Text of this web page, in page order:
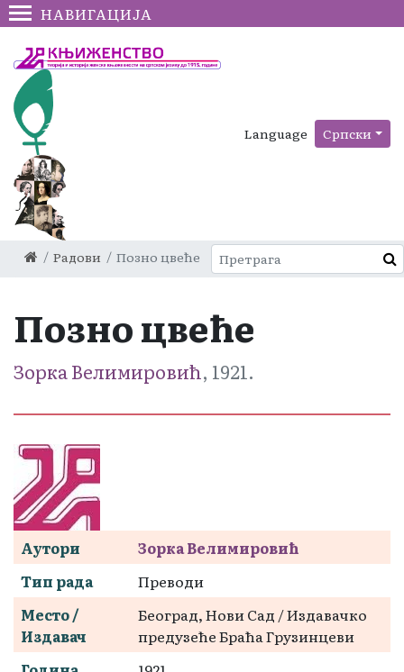
НАВИГАЦИЈА
Language Српски
Радови Позно цвеће
Позно цвеће
Зорка Велимировић, 1921.
Аутори
Зорка Велимировић
Тип рада
Преводи
Место /
Издавач
Београд, Нови Сад / Издавачко
предузеће Браћа Грузинцеви